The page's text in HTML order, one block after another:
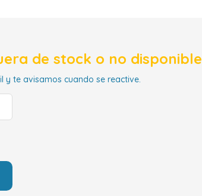
de stock o no disponible
y te avisamos cuando se reactive.